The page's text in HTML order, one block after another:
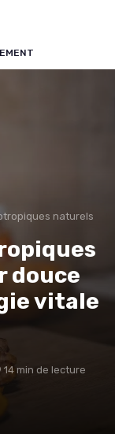
naturels
douce
vitale
14 min de lecture